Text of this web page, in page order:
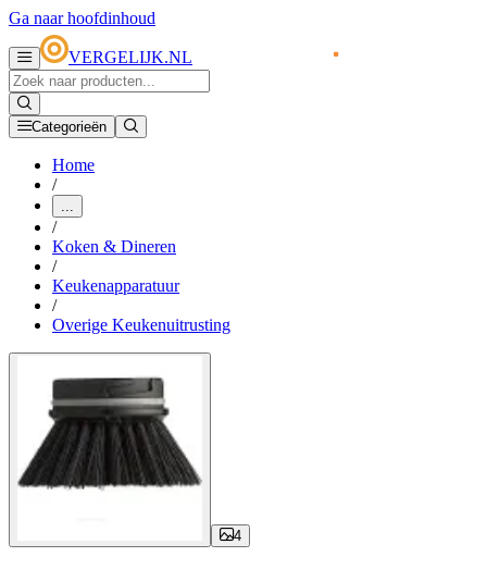
Ga naar hoofdinhoud
VERGELIJK.NL
Categorieën
Home
/
...
/
Koken & Dineren
/
Keukenapparatuur
/
Overige Keukenuitrusting
4